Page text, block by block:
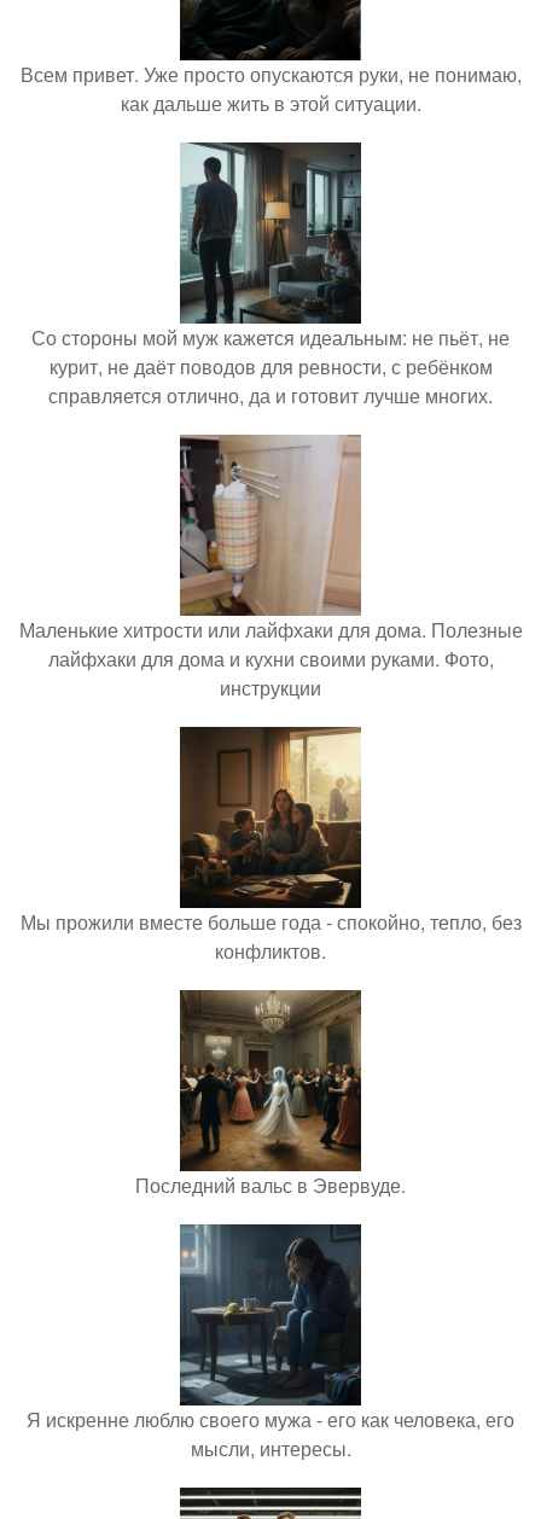
Всем привет. Уже просто опускаются руки, не понимаю,
как дальше жить в этой ситуации.
Со стороны мой муж кажется идеальным: не пьёт, не
курит, не даёт поводов для ревности, с ребёнком
справляется отлично, да и готовит лучше многих.
Маленькие хитрости или лайфхаки для дома. Полезные
лайфхаки для дома и кухни своими руками. Фото,
инструкции
Мы прожили вместе больше года - спокойно, тепло, без
конфликтов.
Последний вальс в Эвервуде.
Я искренне люблю своего мужа - его как человека, его
мысли, интересы.